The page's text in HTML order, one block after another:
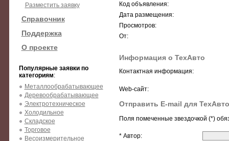
Разместить заявку
Справочник
Поддержка
О проекте
Популярные заявки по
категориям:
Металлообрабатывающее
Деревообрабатывающее
Электротехническое
Холодильное
Складское
Торговое
Весоизмерительное
Код объявления:
Дата размещения:
Просмотров:
От:
Информация о ТехАвто
Контактная информация:
Web-сайт:
Отправить E-mail для ТехАвто
Поля помеченные звездочкой (*)
* Автор: